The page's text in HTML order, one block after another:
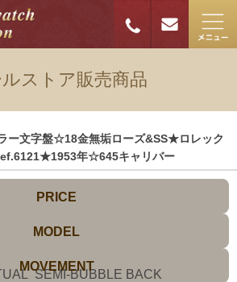
ストア販売商品
ー文字盤☆18金無垢ローズ&SS★ロレック
年☆645キャリバー
PRICE
MODEL
SEMI-BUBBLE BACK
MOVEMENT